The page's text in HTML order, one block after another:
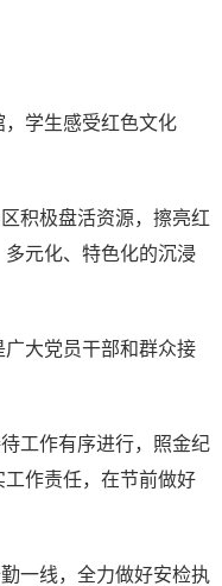
学生感受红色文化
积极盘活资源，擦亮红
元化、特色化的沉浸
大党员干部和群众接
工作有序进行，照金纪
作责任，在节前做好
一线，全力做好安检执